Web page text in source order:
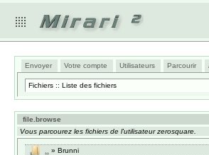
Envoyer Votre compte Utilisateurs Parcourir
Fichiers :: Liste des fichiers
file.browse
Vous parcourez les fichiers de l'utilisateur zerosquare.
» Brunni